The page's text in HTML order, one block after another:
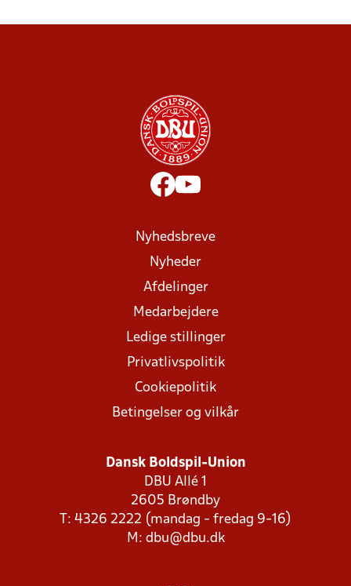
Nyhedsbreve
Nyheder
Afdelinger
Medarbejdere
Ledige stillinger
Privatlivspolitik
Cookiepolitik
Betingelser og vilkår
Dansk Boldspil-Union
DBU Allé 1
2605 Brøndby
T: 4326 2222 (mandag - fredag 9-16)
M: dbu@dbu.dk